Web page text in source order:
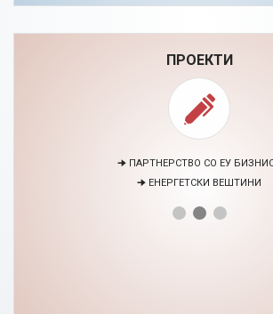
ПРОЕКТИ
🠊 ПАРТНЕРСТВО СО ЕУ
🠊 ЕНЕРГЕТСКИ ВЕШТИНИ